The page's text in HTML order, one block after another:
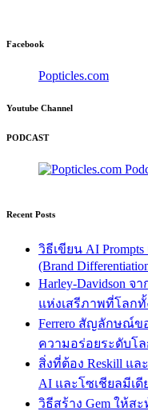
Facebook
Popticles.com
Youtube Channel
PODCAST
Recent Posts
วิธีเขียน AI
(Brand
Harley-Davidson
แห่งเสรีภาพที่โลกทั้
Ferrero สัญลักษณ์ข
ความอร่อยระดับโ
สิ่งที่ต้อง Reskill แล
AI และโซเชียลมีเดี
วิธีสร้าง Gem ให้ส